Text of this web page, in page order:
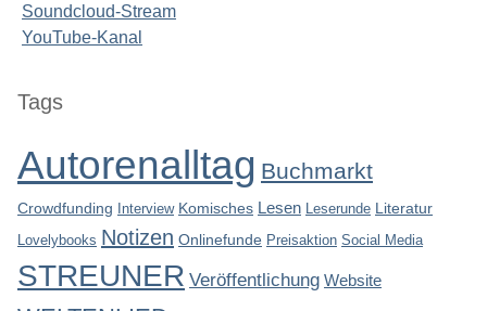
Soundcloud-Stream
YouTube-Kanal
Seitenleiste
Tags
Autorenalltag Buchmarkt
Crowdfunding Interview Komisches Lesen Leserunde
Literatur
Lovelybooks Notizen Onlinefunde Preisaktion Social Media
STREUNER Veröffentlichung Website